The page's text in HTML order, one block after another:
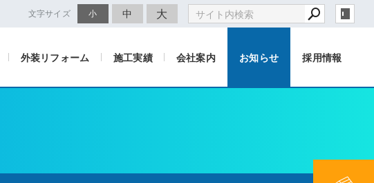
文字サイズ 小 中 大
外装リフォーム 施工実績 会社案内 お知らせ 採用情報